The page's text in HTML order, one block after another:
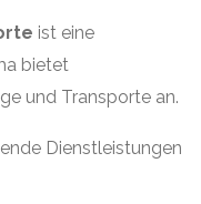
ist eine
bietet
und Transporte an.
Dienstleistungen